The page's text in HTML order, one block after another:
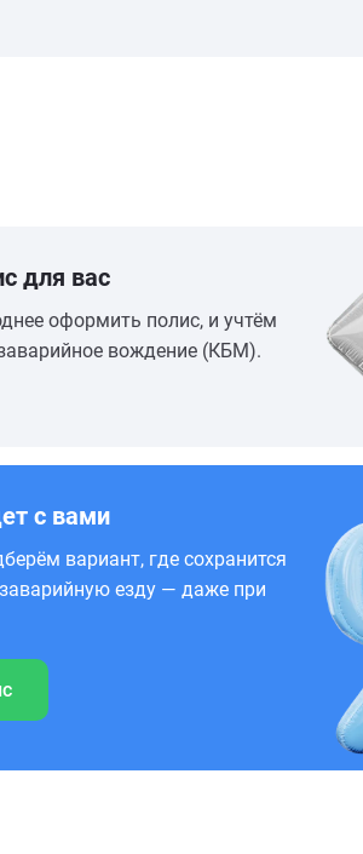
для вас
оформить полис, и учтём
вождение (КБМ).
с вами
вариант, где сохранится
езду — даже при